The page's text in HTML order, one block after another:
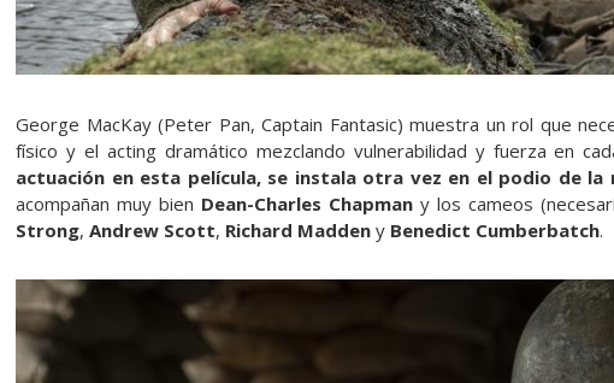
George MacKay (Peter Pan, Captain Fantasic) muestra un rol que
físico y el acting dramático mezclando vulnerabilidad y fuerza en
actuación en esta película, se instala otra vez en el podio de la
acompañan muy bien Dean-Charles Chapman y los cameos
Strong, Andrew Scott, Richard Madden y Benedict Cumberbatch.